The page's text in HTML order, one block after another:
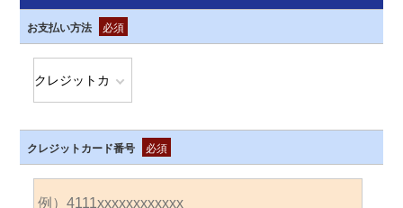
お支払い方法 必須
クレジットカード番号 必須